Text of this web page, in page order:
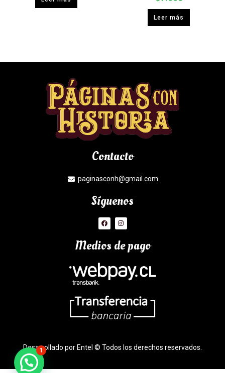
Leer más
Contacto
paginasconh@gmail.com
Síguenos
Medios de pago
Desarrollado por Entel © Todos los derechos reservados.
1